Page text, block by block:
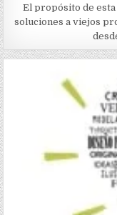
El propósito de
soluciones a viejos